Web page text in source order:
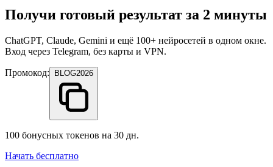
Получи готовый результат за 2 минуты
ChatGPT, Claude, Gemini и ещё 100+ нейросетей в одном окне.
Вход через Telegram, без карты и VPN.
Промокод: BLOG2026
100 бонусных токенов на 30 дн.
Начать бесплатно